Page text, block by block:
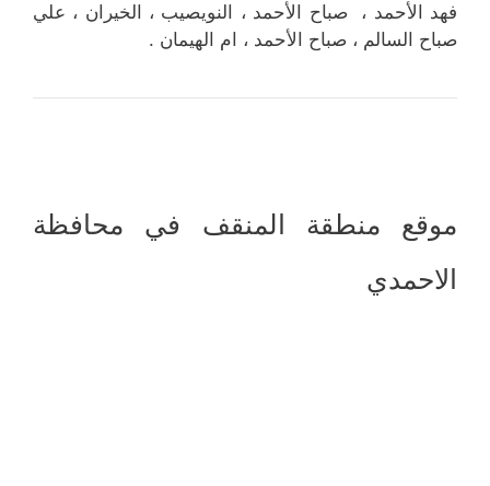
فهد الأحمد ، صباح الأحمد ، النويصيب ، الخيران ، علي
صباح السالم ، صباح الأحمد ، ام الهيمان .
موقع منطقة المنقف في محافظة
الاحمدي